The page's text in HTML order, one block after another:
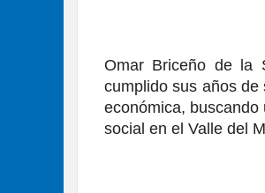
Omar Briceño de la
cumplido sus años
económica,
social en el Valle del